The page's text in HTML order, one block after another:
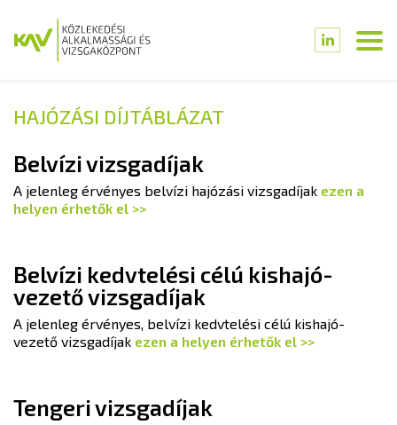
HAJÓZÁSI DÍJTÁBLÁZAT
Belvízi vizsgadíjak
A jelenleg érvényes belvízi hajózási vizsgadíjak ezen a
helyen érhetők el >>
Belvízi kedvtelési célú kishajó-
vezető vizsgadíjak
A jelenleg érvényes, belvízi kedvtelési célú kishajó-
vezető vizsgadíjak ezen a helyen érhetők el >>
Tengeri vizsgadíjak